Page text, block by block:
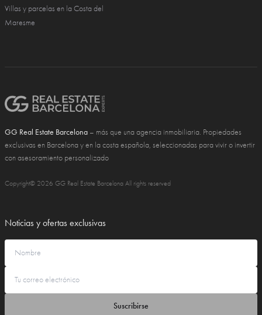
Villas y parcelas en la Costa del
Maresme
GG Real Estate Barcelona – más que una agencia inmobiliaria. Propiedades
exclusivas en Barcelona y en la costa española, seleccionadas para vivir o invertir
con asesoramiento personalizado
Copyright© 2026 GG Real Estate Barcelona All rights reserved
Noticias y ofertas exclusivas
Suscribirse